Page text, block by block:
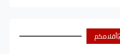
أقلامكم